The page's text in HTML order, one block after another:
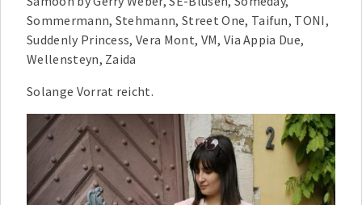
Sommermann, Stehmann, Street One, Taifun, TONI,
Suddenly Princess, Vera Mont, VM, Via Appia Due,
Wellensteyn, Zaida
Solange Vorrat reicht.